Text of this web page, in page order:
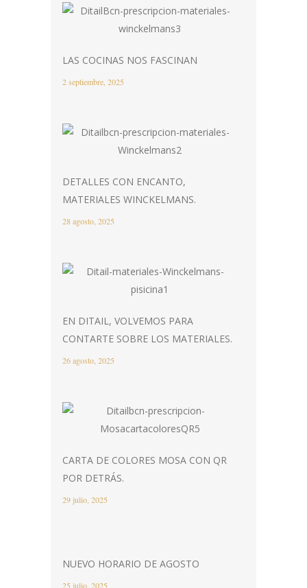
LAS COCINAS NOS FASCINAN
2 septiembre, 2025
DETALLES CON ENCANTO,
MATERIALES WINCKELMANS.
28 agosto, 2025
EN DITAIL, VOLVEMOS PARA
CONTARTE SOBRE LOS MATERIALES.
26 agosto, 2025
CARTA DE COLORES MOSA CON QR
POR DETRÁS.
29 julio, 2025
NUEVO HORARIO DE AGOSTO
25 julio, 2025